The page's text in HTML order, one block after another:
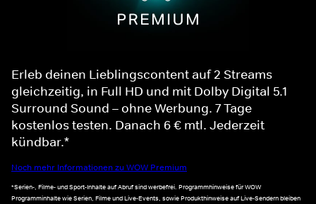
Erleb deinen Lieblingscontent auf 2 Streams
gleichzeitig, in Full HD und mit Dolby Digital 5.1
Surround Sound – ohne Werbung. 7 Tage
kostenlos testen. Danach 6 € mtl. Jederzeit
kündbar.*
Noch mehr Informationen zu WOW Premium
*Serien-, Filme- und Sport-Inhalte auf Abruf sind werbefrei. Programmhinweise für WOW
Programminhalte wie Serien, Filme und Live-Events, sowie Produkthinweise auf Live-Sendern bleiben